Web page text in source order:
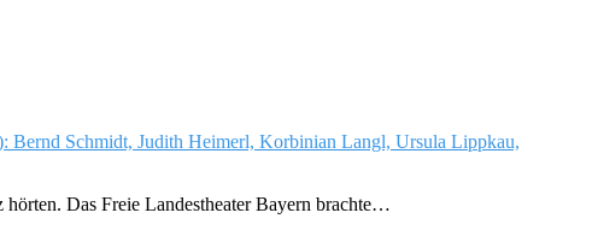
hörten. Das Freie Landestheater Bayern brachte…